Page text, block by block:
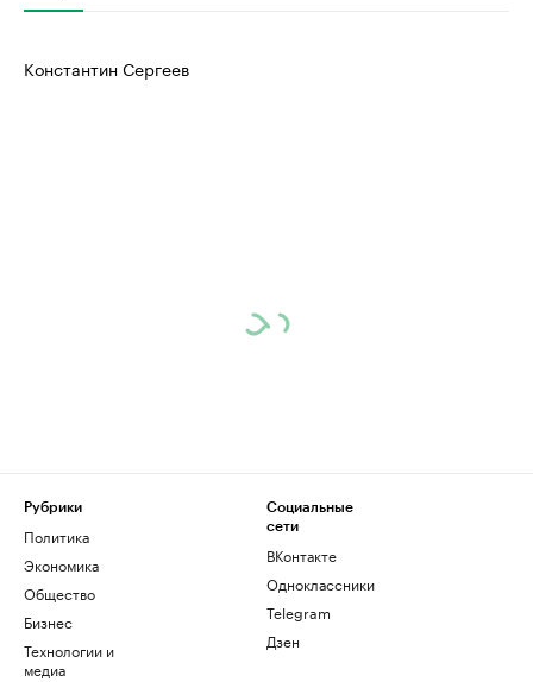
Константин Сергеев
Рубрики
Политика
Экономика
Общество
Бизнес
Технологии и
медиа
Социальные
сети
ВКонтакте
Одноклассники
Telegram
Дзен